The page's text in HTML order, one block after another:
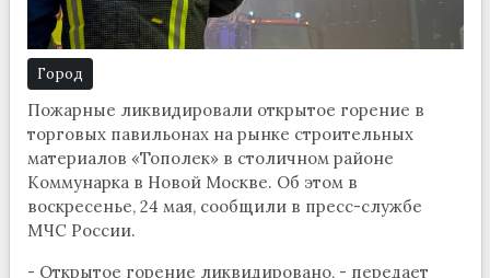
Город
Пожарные ликвидировали открытое горение в
торговых павильонах на рынке строительных
материалов «Тополек» в столичном районе
Коммунарка в Новой Москве. Об этом в
воскресенье, 24 мая, сообщили в пресс-службе
МЧС России.
- Открытое горение ликвидировано, - передает